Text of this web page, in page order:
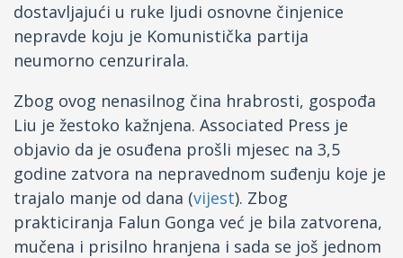
dostavljajući u ruke ljudi osnovne činjenice
nepravde koju je Komunistička partija
neumorno cenzurirala.
Zbog ovog nenasilnog čina hrabrosti, gospođa
Liu je žestoko kažnjena. Associated Press je
objavio da je osuđena prošli mjesec na 3,5
godine zatvora na nepravednom suđenju koje je
trajalo manje od dana (vijest). Zbog
prakticiranja Falun Gonga već je bila zatvorena,
mučena i prisilno hranjena i sada se još jednom